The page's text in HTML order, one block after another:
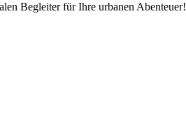
Begleiter für Ihre urbanen Abenteuer!